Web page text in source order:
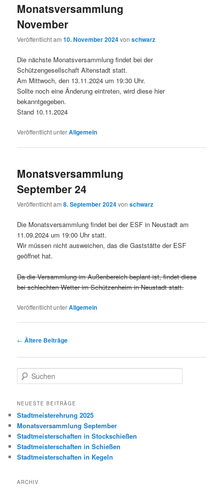
Monatsversammlung
November
Veröffentlicht am10. November 2024vonschwarz
Die nächste Monatsversammlung findet bei der
Schützengesellschaft Altenstadt statt.
Am Mittwoch, den 13.11.2024 um 19:30 Uhr.
Sollte noch eine Änderung eintreten, wird diese hier
bekanntgegeben.
Stand 10.11.2024
Veröffentlicht unterAllgemein
Monatsversammlung
September 24
Veröffentlicht am8. September 2024vonschwarz
Die Monatsversammlung findet bei der ESF in Neustadt am
11.09.2024 um 19:00 Uhr statt.
Wir müssen nicht ausweichen, das die Gaststätte der ESF
geöffnet hat.
Da die Versammlung im Außenbereich beplant ist, findet diese
bei schlechten Wetter im Schützenheim in Neustadt statt.
Veröffentlicht unterAllgemein
Beitrags-
← Ältere Beiträge
u
h
n
NEUESTE BEITRÄGE
Stadtmeisterehrung 2025
Monatsversammlung September
Stadtmeisterschaften in Stockschießen
Stadtmeisterschaften in Schießen
Stadtmeisterschaften in Kegeln
ARCHIV